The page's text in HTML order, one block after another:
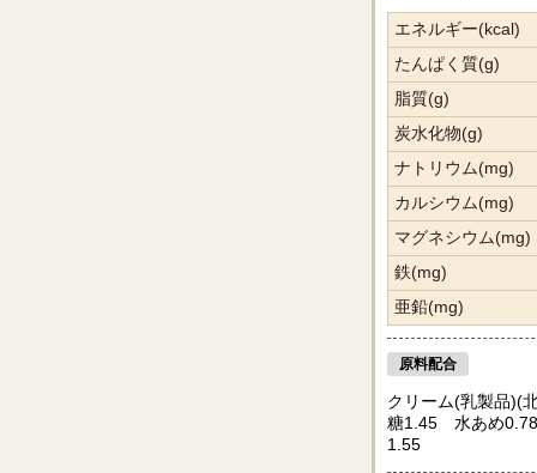
エネルギー(kcal)
たんぱく質(g)
脂質(g)
炭水化物(g)
ナトリウム(mg)
カルシウム(mg)
マグネシウム(mg)
鉄(mg)
亜鉛(mg)
原料配合
クリーム(乳製品
糖1.45 水あめ
1.55